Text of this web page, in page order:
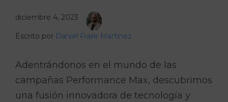
diciembre 4, 2023
Escrito por Daniel Fraile Martinez
Adentrándonos en el mundo de las
campañas Performance Max, descubrimos
una fusión innovadora de tecnología y